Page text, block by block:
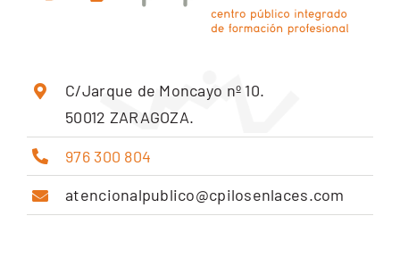
C/Jarque de Moncayo nº 10.
50012 ZARAGOZA.
976 300 804
atencionalpublico@cpilosenlaces.com